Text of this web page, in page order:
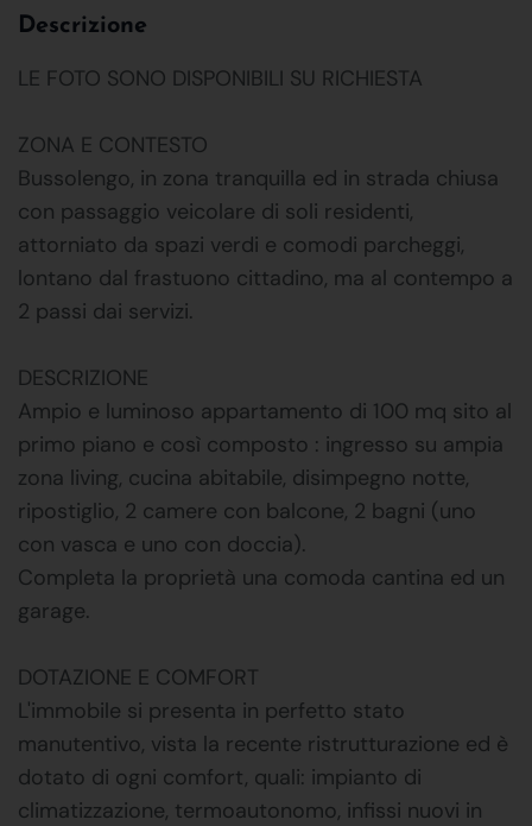
Descrizione
LE FOTO SONO DISPONIBILI SU RICHIESTA
ZONA E CONTESTO
Bussolengo, in zona tranquilla ed in strada chiusa
con passaggio veicolare di soli residenti,
attorniato da spazi verdi e comodi parcheggi,
lontano dal frastuono cittadino, ma al contempo a
2 passi dai servizi.
DESCRIZIONE
Ampio e luminoso appartamento di 100 mq sito al
primo piano e così composto : ingresso su ampia
zona living, cucina abitabile, disimpegno notte,
ripostiglio, 2 camere con balcone, 2 bagni (uno
con vasca e uno con doccia).
Completa la proprietà una comoda cantina ed un
garage.
DOTAZIONE E COMFORT
L'immobile si presenta in perfetto stato
manutentivo, vista la recente ristrutturazione ed è
dotato di ogni comfort, quali: impianto di
climatizzazione, termoautonomo, infissi nuovi in